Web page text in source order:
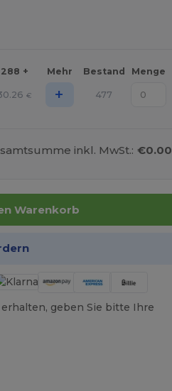
288 + Mehr Bestand
Menge
€ + 477
inkl. MwSt.: €0.00
Warenkorb
geben Sie bitte Ihre